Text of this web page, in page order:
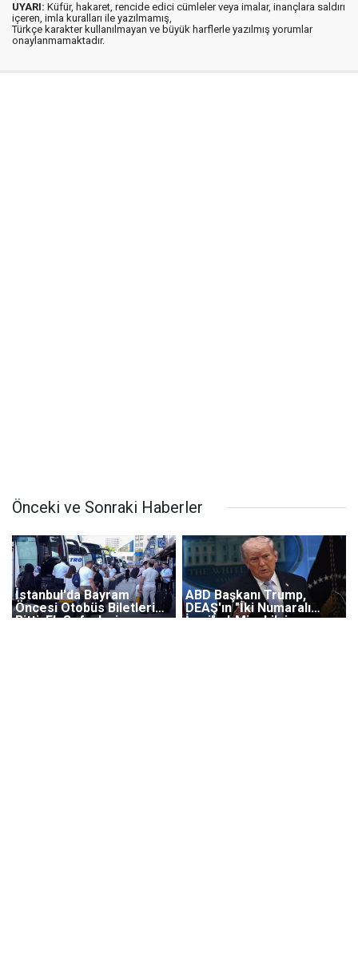
UYARI: Küfür, hakaret, rencide edici cümleler veya imalar, inançlara saldırı
içeren, imla kuralları ile yazılmamış,
Türkçe karakter kullanılmayan ve büyük harflerle yazılmış yorumlar
onaylanmamaktadır.
Önceki ve Sonraki Haberler
İstanbul'da Bayram
Öncesi Otobüs Biletleri
Bitti, Ek Seferlerin
ABD Başkanı Trump,
DEAŞ'ın "İki Numaralı
İsmi" el-Minuki'nin